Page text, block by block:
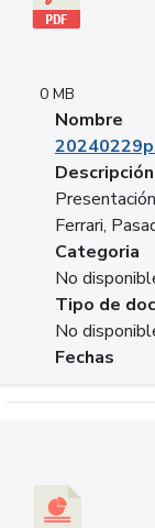
0 MB
Nombre
Descripción
Ferrari,
Categoria
No
Tipo de
No
Fechas